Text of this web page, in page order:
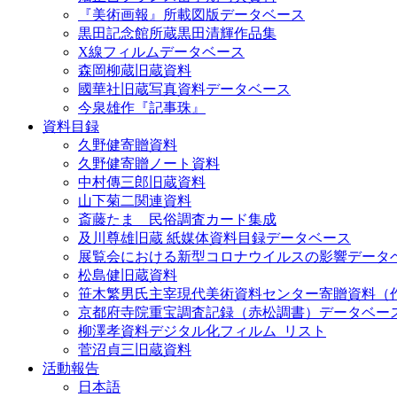
『美術画報』所載図版データベース
黒田記念館所蔵黒田清輝作品集
X線フィルムデータベース
森岡柳蔵旧蔵資料
國華社旧蔵写真資料データベース
今泉雄作『記事珠』
資料目録
久野健寄贈資料
久野健寄贈ノート資料
中村傳三郎旧蔵資料
山下菊二関連資料
斎藤たま 民俗調査カード集成
及川尊雄旧蔵 紙媒体資料目録データベース
展覧会における新型コロナウイルスの影響データ
松島健旧蔵資料
笹木繁男氏主宰現代美術資料センター寄贈資料（
京都府寺院重宝調査記録（赤松調書）データベー
柳澤孝資料デジタル化フィルム_リスト
菅沼貞三旧蔵資料
活動報告
日本語